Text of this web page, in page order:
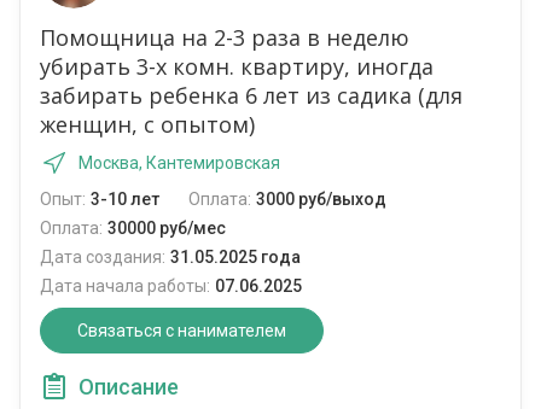
Помощница на 2-3 раза в неделю
убирать 3-х комн. квартиру, иногда
забирать ребенка 6 лет из садика (для
женщин, с опытом)
Москва, Кантемировская
Опыт: 3-10 лет Оплата: 3000 руб/выход
Оплата: 30000 руб/мес
Дата создания: 31.05.2025 года
Дата начала работы: 07.06.2025
Связаться с нанимателем
Описание